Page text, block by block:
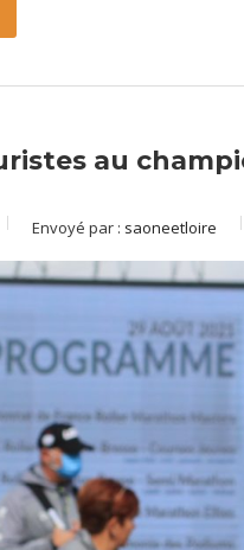
au
Envoyé par : saoneetloire